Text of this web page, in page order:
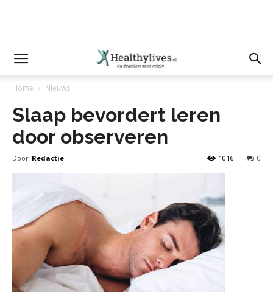
Home Nieuws
Slaap bevordert leren
door observeren
Door Redactie 0
1016